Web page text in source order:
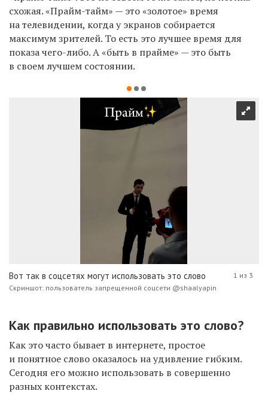
схожая. «Прайм-тайм» — это «золотое» время
на телевидении, когда у экранов собирается
максимум зрителей. То есть это лучшее время для
показа чего-либо. А «быть в прайме» — это быть
в своем лучшем состоянии.
Вот так в соцсетях могут использовать это слово
Скриншот: пользователь запрещенной соцсети @shaalyapin
1 из 3
Как правильно использовать это слово?
Как это часто бывает в интернете, простое
и понятное слово оказалось на удивление гибким.
Сегодня его можно использовать в совершенно
разных контекстах.